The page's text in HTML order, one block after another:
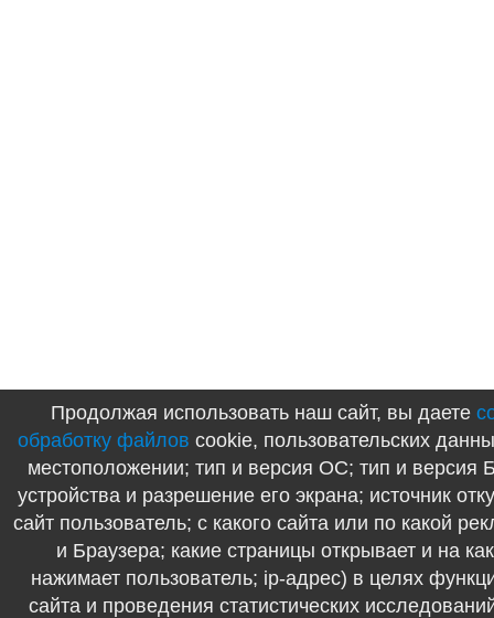
Продолжая использовать наш сайт, вы даете
обработку файлов cookie, пользовательских
местоположении; тип и версия ОС; тип и версия
устройства и разрешение его экрана; источник
сайт пользователь; с какого сайта или по какой
и Браузера; какие страницы открывает и на
нажимает пользователь; ip-адрес) в целях
сайта и проведения статистических